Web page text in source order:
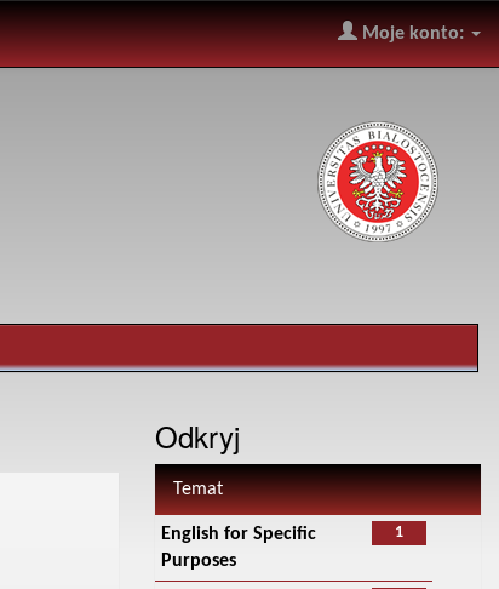
Moje konto:
Odkryj
Temat
1
English for Specific
Purposes